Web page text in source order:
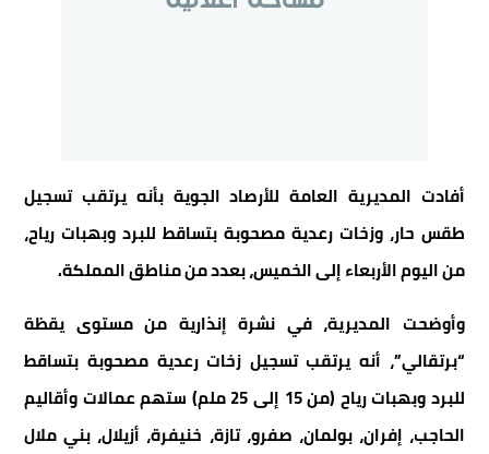
أفادت المديرية العامة للأرصاد الجوية بأنه يرتقب تسجيل
طقس حار، وزخات رعدية مصحوبة بتساقط للبرد وبهبات رياح،
من اليوم الأربعاء إلى الخميس، بعدد من مناطق المملكة.
وأوضحت المديرية، في نشرة إنذارية من مستوى يقظة
“برتقالي”، أنه يرتقب تسجيل زخات رعدية مصحوبة بتساقط
للبرد وبهبات رياح (من 15 إلى 25 ملم) ستهم عمالات وأقاليم
الحاجب، إفران، بولمان، صفرو، تازة، خنيفرة، أزيلال، بني ملال